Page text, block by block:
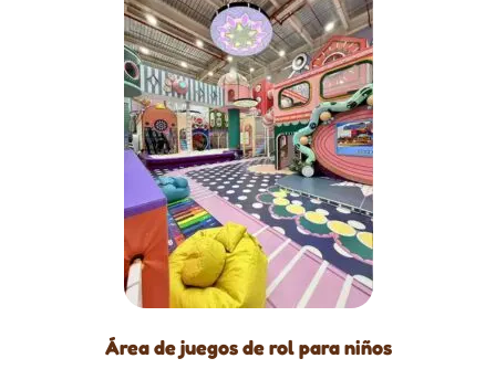
Área de juegos de rol para niños